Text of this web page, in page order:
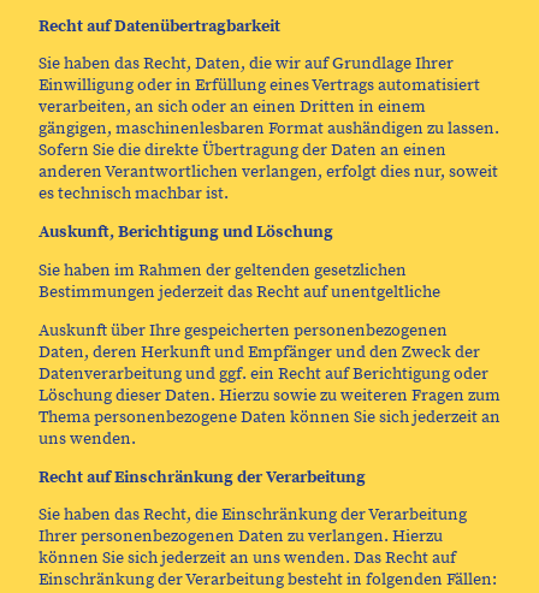
Recht auf Datenübertragbarkeit
Sie haben das Recht, Daten, die wir auf Grundlage Ihrer
Einwilligung oder in Erfüllung eines Vertrags automatisiert
verarbeiten, an sich oder an einen Dritten in einem
gängigen, maschinenlesbaren Format aushändigen zu lassen.
Sofern Sie die direkte Übertragung der Daten an einen
anderen Verantwortlichen verlangen, erfolgt dies nur, soweit
es technisch machbar ist.
Auskunft, Berichtigung und Löschung
Sie haben im Rahmen der geltenden gesetzlichen
Bestimmungen jederzeit das Recht auf unentgeltliche
Auskunft über Ihre gespeicherten personenbezogenen
Daten, deren Herkunft und Empfänger und den Zweck der
Datenverarbeitung und ggf. ein Recht auf Berichtigung oder
Löschung dieser Daten. Hierzu sowie zu weiteren Fragen zum
Thema personenbezogene Daten können Sie sich jederzeit an
uns wenden.
Recht auf Einschränkung der Verarbeitung
Sie haben das Recht, die Einschränkung der Verarbeitung
Ihrer personenbezogenen Daten zu verlangen. Hierzu
können Sie sich jederzeit an uns wenden. Das Recht auf
Einschränkung der Verarbeitung besteht in folgenden Fällen: